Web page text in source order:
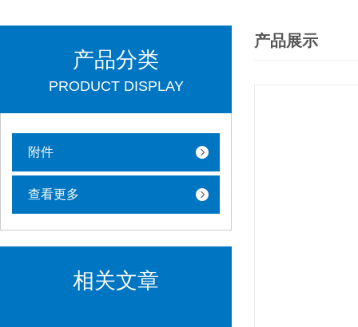
产品分类
PRODUCT DISPLAY
附件
查看更多
相关文章
产品展示